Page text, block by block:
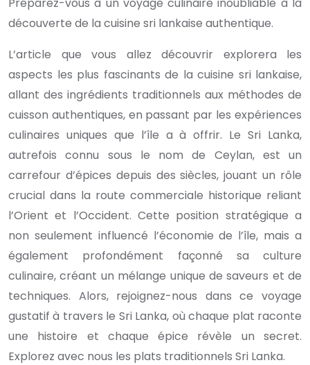
découverte de la cuisine sri lankaise authentique.
L’article que vous allez découvrir explorera les
aspects les plus fascinants de la cuisine sri lankaise,
allant des ingrédients traditionnels aux méthodes de
cuisson authentiques, en passant par les expériences
culinaires uniques que l’île a à offrir. Le Sri Lanka,
autrefois connu sous le nom de Ceylan, est un
carrefour d’épices depuis des siècles, jouant un rôle
crucial dans la route commerciale historique reliant
l’Orient et l’Occident. Cette position stratégique a
non seulement influencé l’économie de l’île, mais a
également profondément façonné sa culture
culinaire, créant un mélange unique de saveurs et de
techniques. Alors, rejoignez-nous dans ce voyage
gustatif à travers le Sri Lanka, où chaque plat raconte
une histoire et chaque épice révèle un secret.
Explorez avec nous les plats traditionnels Sri Lanka.